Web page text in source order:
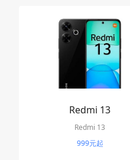
Redmi 13
Redmi 13
999元起